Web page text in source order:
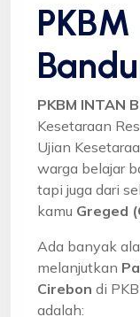
PKBM INTAN
Kesetaraan
Ujian
warga belajar
tapi juga dari
kamu Greged
Ada banyak
melanjutkan
Cirebon di
adalah: